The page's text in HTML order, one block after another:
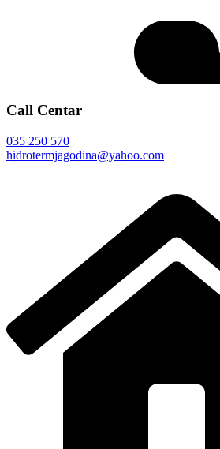
Call Centar
035 250 570
hidrotermjagodina@yahoo.com